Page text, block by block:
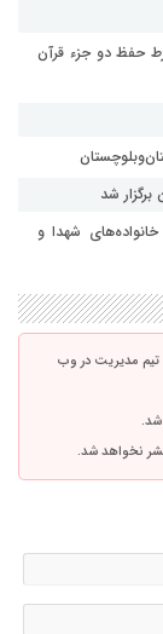
حفظ دو جزء قرآن
شد
شهدا و
مدیریت در وب
شد.
نخواهد شد.